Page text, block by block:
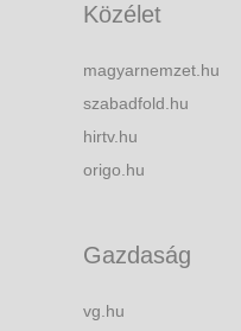
Közélet
magyarnemzet.hu
szabadfold.hu
hirtv.hu
origo.hu
Gazdaság
vg.hu